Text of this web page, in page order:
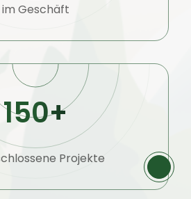
im Geschäft
150+
Projekte